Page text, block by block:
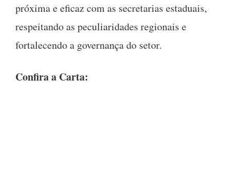
próxima e eficaz com as secretarias estaduais,
respeitando as peculiaridades regionais e
fortalecendo a governança do setor.
Confira a Carta: